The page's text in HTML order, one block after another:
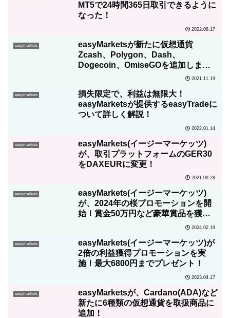
MT5で24時間365日取引できるように
なった！
2022.08.17
easymarkets
easyMarketsが新たに仮想通貨
Zcash、Polygon、Dash、
Dogecoin、OmiseGOを追加しまし
2021.11.19
easymarkets
損失限定で、利益は無限大！
easyMarketsが提供するeasyTradeに
ついて詳しく解説！
2022.01.14
easymarkets
easyMarkets(イージーマーケッツ)
が、取引プラットフォームのGER30
をDAXEURに変更！
2021.09.28
easymarkets
easyMarkets(イージーマーケッツ)
が、2024年の桜プロモーションを開
始！賞金50万円など豪華賞品を獲得
2024.02.19
easymarkets
easyMarkets(イージーマーケッツ)が
2倍の利益獲得プロモーションを実
施！最大6800円までプレゼント！
2023.04.17
easymarkets
easyMarketsが、Cardano(ADA)など
新たに6種類の仮想通貨を取扱商品に
追加！